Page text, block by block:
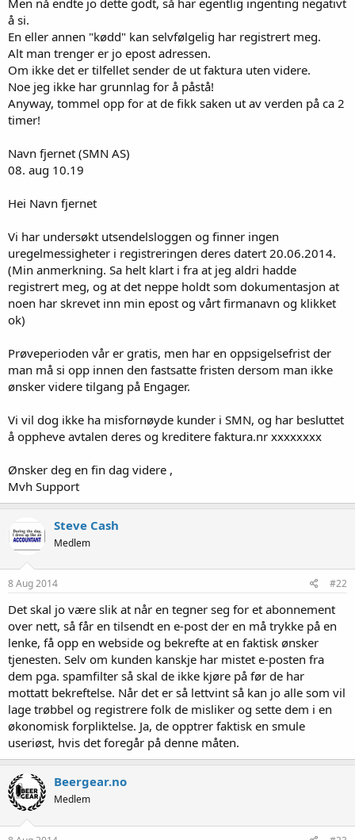
å si.
En eller annen "kødd" kan selvfølgelig har registrert meg.
Alt man trenger er jo epost adressen.
Om ikke det er tilfellet sender de ut faktura uten videre.
Noe jeg ikke har grunnlag for å påstå!
Anyway, tommel opp for at de fikk saken ut av verden på ca 2
timer!
Navn fjernet (SMN AS)
08. aug 10.19
Hei Navn fjernet
Vi har undersøkt utsendelsloggen og finner ingen
uregelmessigheter i registreringen deres datert 20.06.2014.
(Min anmerkning. Sa helt klart i fra at jeg aldri hadde
registrert meg, og at det neppe holdt som dokumentasjon at
noen har skrevet inn min epost og vårt firmanavn og klikket
ok)
Prøveperioden vår er gratis, men har en oppsigelsefrist der
man må si opp innen den fastsatte fristen dersom man ikke
ønsker videre tilgang på Engager.
Vi vil dog ikke ha misfornøyde kunder i SMN, og har besluttet
å oppheve avtalen deres og kreditere faktura.nr xxxxxxxx
Ønsker deg en fin dag videre ,
Mvh Support
Steve Cash
Medlem
8 Aug 2014 #22
Det skal jo være slik at når en tegner seg for et abonnement
over nett, så får en tilsendt en e-post der en må trykke på en
lenke, få opp en webside og bekrefte at en faktisk ønsker
tjenesten. Selv om kunden kanskje har mistet e-posten fra
dem pga. spamfilter så skal de ikke kjøre på før de har
mottatt bekreftelse. Når det er så lettvint så kan jo alle som vil
lage trøbbel og registrere folk de misliker og sette dem i en
økonomisk forpliktelse. Ja, de opptrer faktisk en smule
useriøst, hvis det foregår på denne måten.
Beergear.no
Medlem